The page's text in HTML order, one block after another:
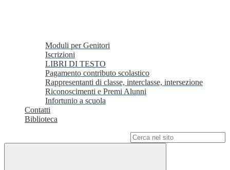
Moduli per Genitori
Iscrizioni
LIBRI DI TESTO
Pagamento contributo scolastico
Rappresentanti di classe, interclasse, intersezione
Riconoscimenti e Premi Alunni
Infortunio a scuola
Contatti
Biblioteca